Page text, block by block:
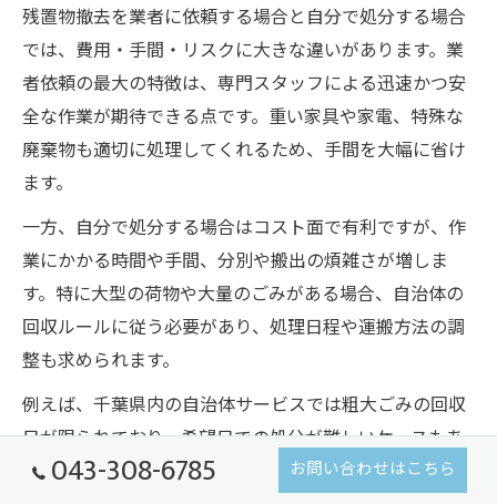
残置物撤去を業者に依頼する場合と自分で処分する場合
では、費用・手間・リスクに大きな違いがあります。業
者依頼の最大の特徴は、専門スタッフによる迅速かつ安
全な作業が期待できる点です。重い家具や家電、特殊な
廃棄物も適切に処理してくれるため、手間を大幅に省け
ます。
一方、自分で処分する場合はコスト面で有利ですが、作
業にかかる時間や手間、分別や搬出の煩雑さが増しま
す。特に大型の荷物や大量のごみがある場合、自治体の
回収ルールに従う必要があり、処理日程や運搬方法の調
整も求められます。
例えば、千葉県内の自治体サービスでは粗大ごみの回収
日が限られており、希望日での処分が難しいケースもあ
ります。業者依頼は費用がかかるものの、追加料金やト
043-308-6785 お問い合わせはこちら